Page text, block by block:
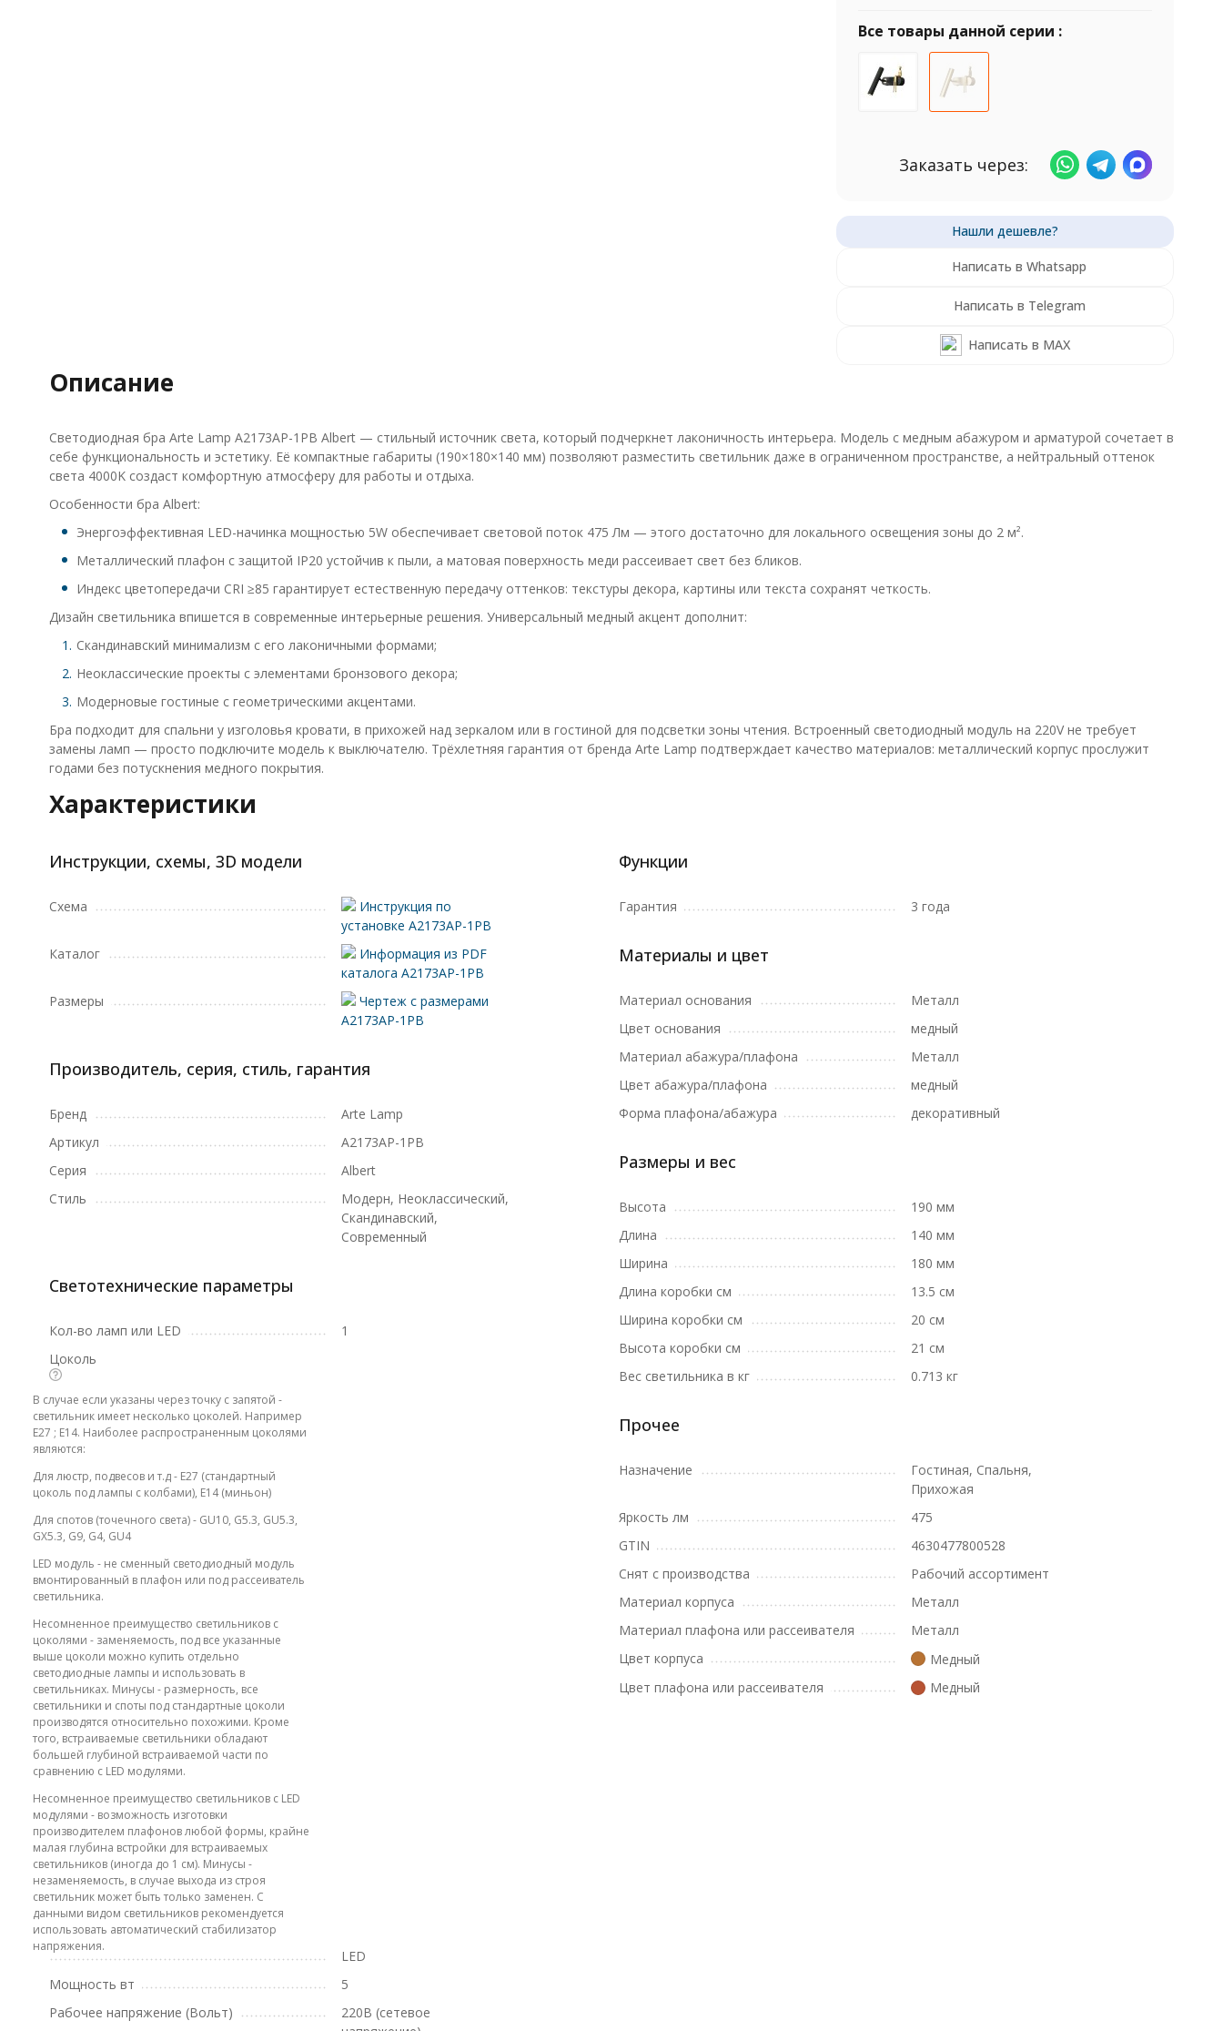
Все товары данной серии :
Заказать через:
Написать в Whatsapp
Написать в Telegram
Написать в MAX
Описание
Светодиодная бра Arte Lamp A2173AP-1PB Albert — стильный источник света, который подчеркнет лаконичность интерьера. Модель с медным абажуром и арматурой сочетает в
себе функциональность и эстетику. Её компактные габариты (190×180×140 мм) позволяют разместить светильник даже в ограниченном пространстве, а нейтральный оттенок
света 4000K создаст комфортную атмосферу для работы и отдыха.
Особенности бра Albert:
Энергоэффективная LED-начинка мощностью 5W обеспечивает световой поток 475 Лм — этого достаточно для локального освещения зоны до 2 м².
Металлический плафон с защитой IP20 устойчив к пыли, а матовая поверхность меди рассеивает свет без бликов.
Индекс цветопередачи CRI ≥85 гарантирует естественную передачу оттенков: текстуры декора, картины или текста сохранят четкость.
Дизайн светильника впишется в современные интерьерные решения. Универсальный медный акцент дополнит:
Скандинавский минимализм с его лаконичными формами;
Неоклассические проекты с элементами бронзового декора;
Модерновые гостиные с геометрическими акцентами.
Бра подходит для спальни у изголовья кровати, в прихожей над зеркалом или в гостиной для подсветки зоны чтения. Встроенный светодиодный модуль на 220V не требует
замены ламп — просто подключите модель к выключателю. Трёхлетняя гарантия от бренда Arte Lamp подтверждает качество материалов: металлический корпус прослужит
годами без потускнения медного покрытия.
Характеристики
Инструкции, схемы, 3D модели
Схема
Инструкция по
установке A2173AP-1PB
Каталог
Информация из PDF
каталога A2173AP-1PB
Размеры
Чертеж с размерами
A2173AP-1PB
Производитель, серия, стиль, гарантия
Бренд
Arte Lamp
Артикул
A2173AP-1PB
Серия
Albert
Стиль
Модерн, Неоклассический,
Скандинавский,
Современный
Светотехнические параметры
Кол-во ламп или LED
1
Цоколь
В случае если указаны через точку с запятой -
светильник имеет несколько цоколей. Например
E27 ; E14. Наиболее распространенным цоколями
являются:
Для люстр, подвесов и т.д - E27 (стандартный
цоколь под лампы с колбами), E14 (миньон)
Для спотов (точечного света) - GU10, G5.3, GU5.3,
GX5.3, G9, G4, GU4
LED модуль - не сменный светодиодный модуль
вмонтированный в плафон или под рассеиватель
светильника.
Несомненное преимущество светильников с
цоколями - заменяемость, под все указанные
выше цоколи можно купить отдельно
светодиодные лампы и использовать в
светильниках. Минусы - размерность, все
светильники и споты под стандартные цоколи
производятся относительно похожими. Кроме
того, встраиваемые светильники обладают
большей глубиной встраиваемой части по
сравнению с LED модулями.
Несомненное преимущество светильников с LED
модулями - возможность изготовки
производителем плафонов любой формы, крайне
малая глубина встройки для встраиваемых
светильников (иногда до 1 см). Минусы -
незаменяемость, в случае выхода из строя
светильник может быть только заменен. С
данными видом светильников рекомендуется
использовать автоматический стабилизатор
напряжения.
LED
Мощность вт
5
Рабочее напряжение (Вольт)
220В (сетевое
Функции
Гарантия 3 года
Материалы и цвет
Материал основания
Металл
Цвет основания
медный
Материал абажура/плафона
Металл
Цвет абажура/плафона
медный
Форма плафона/абажура
декоративный
Размеры и вес
Высота
190 мм
Длина
140 мм
Ширина
180 мм
Длина коробки см
13.5 см
Ширина коробки см
20 см
Высота коробки см
21 см
Вес светильника в кг
0.713 кг
Прочее
Назначение
Гостиная, Спальня,
Прихожая
Яркость лм
475
GTIN
4630477800528
Снят с производства
Рабочий ассортимент
Материал корпуса
Металл
Материал плафона или рассеивателя
Металл
Цвет корпуса
Медный
Цвет плафона или рассеивателя
Медный